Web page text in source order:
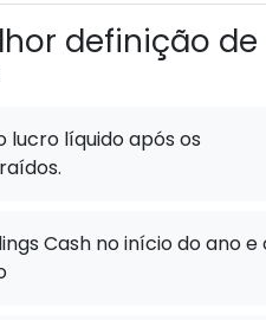
definição de
lucro líquido após os
Cash no início do ano e